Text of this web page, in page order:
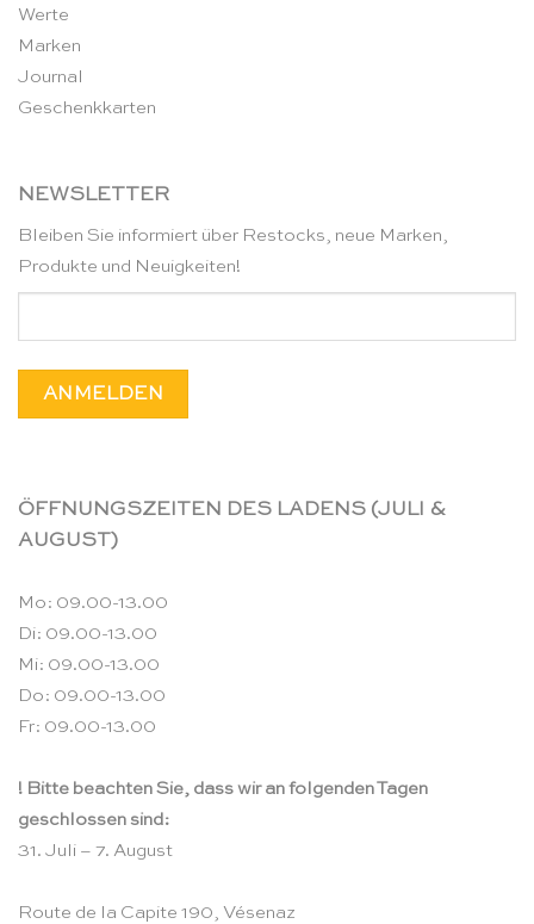
Werte
Marken
Journal
Geschenkkarten
NEWSLETTER
Bleiben Sie informiert über Restocks, neue Marken,
Produkte und Neuigkeiten!
ÖFFNUNGSZEITEN DES LADENS (JULI &
AUGUST)
Mo: 09.00-13.00
Di: 09.00-13.00
Mi: 09.00-13.00
Do: 09.00-13.00
Fr: 09.00-13.00
! Bitte beachten Sie, dass wir an folgenden Tagen
geschlossen sind:
31. Juli – 7. August
Route de la Capite 190, Vésenaz